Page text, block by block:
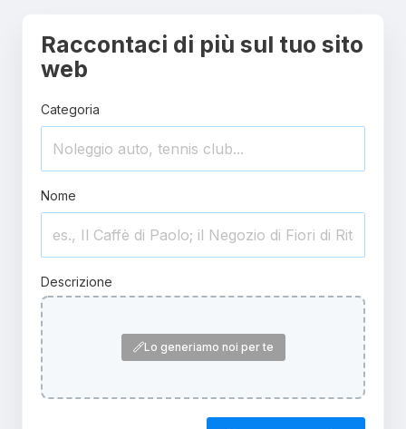
Raccontaci di più sul tuo sito
web
Categoria
Nome
Descrizione
Lo generiamo noi per te